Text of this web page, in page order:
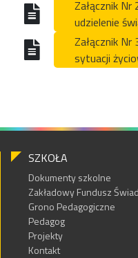
Załącznik
udzielenie
Załącznik Nr
sytuacji
SZKOŁA
Dokumenty szkolne
Zakładowy Fundusz
Grono Pedagogiczne
Pedagog
Projekty
Kontakt